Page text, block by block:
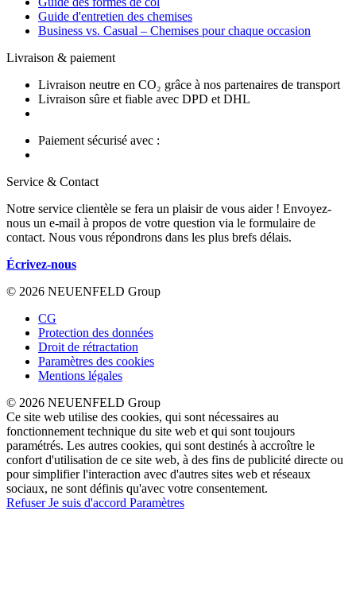
Guide d'entretien des chemises
Business vs. Casual – Chemises pour chaque occasion
Livraison & paiement
Livraison neutre en CO₂ grâce à nos partenaires de transport
Livraison sûre et fiable avec DPD et DHL
Paiement sécurisé avec :
Service & Contact
Notre service clientèle se fera un plaisir de vous aider ! Envoyez-
nous un e-mail à propos de votre question via le formulaire de
contact. Nous vous répondrons dans les plus brefs délais.
Écrivez-nous
© 2026 NEUENFELD Group
CG
Protection des données
Droit de rétractation
Paramètres des cookies
Mentions légales
© 2026 NEUENFELD Group
Ce site web utilise des cookies, qui sont nécessaires au
fonctionnement technique du site web et qui sont toujours
paramétrés. Les autres cookies, qui sont destinés à accroître le
confort d'utilisation de ce site web, à des fins de publicité directe ou
pour simplifier l'interaction avec d'autres sites web et réseaux
sociaux, ne sont définis qu'avec votre consentement.
RefuserJe suis d'accord Paramètres